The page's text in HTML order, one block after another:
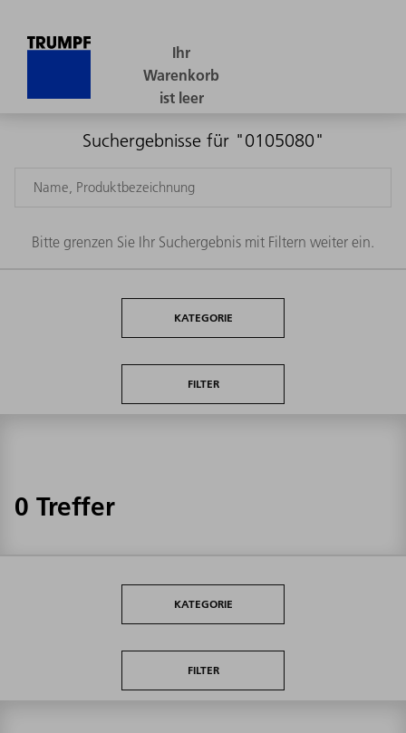
Suchergebnisse für "0105080"
Bitte grenzen Sie Ihr Suchergebnis mit Filtern weiter ein.
KATEGORIE
FILTER
0 Treffer
KATEGORIE
FILTER